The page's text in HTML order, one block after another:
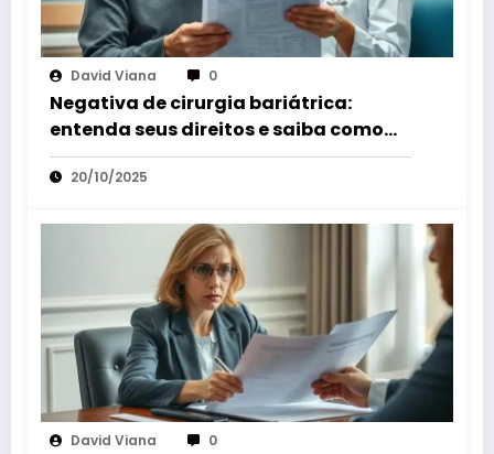
David Viana 0
Negativa de cirurgia bariátrica:
entenda seus direitos e saiba como
agir
20/10/2025
David Viana 0